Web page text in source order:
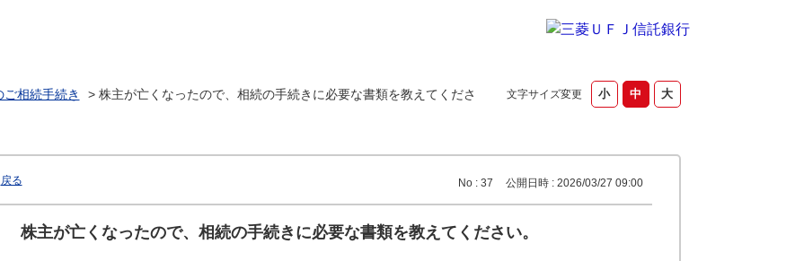
文字サイズ変更
相続手続き > 株主が亡くなったので、相続の手続きに必要な書類を教えてくださ
戻る No : 37 公開日時 : 2026/03/27 09:00
株主が亡くなったので、相続の手続きに必要な書類を教えてください。